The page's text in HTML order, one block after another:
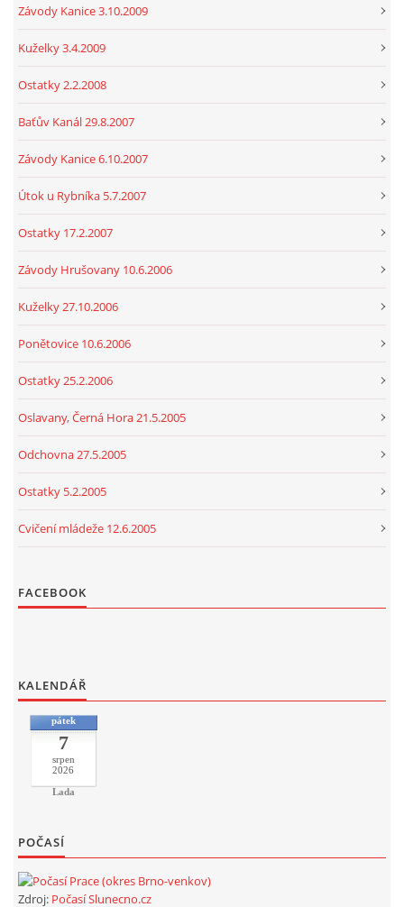
Závody Kanice 3.10.2009
Kuželky 3.4.2009
Ostatky 2.2.2008
Baťův Kanál 29.8.2007
Závody Kanice 6.10.2007
Útok u Rybníka 5.7.2007
Ostatky 17.2.2007
Závody Hrušovany 10.6.2006
Kuželky 27.10.2006
Ponětovice 10.6.2006
Ostatky 25.2.2006
Oslavany, Černá Hora 21.5.2005
Odchovna 27.5.2005
Ostatky 5.2.2005
Cvičení mládeže 12.6.2005
FACEBOOK
KALENDÁŘ
pátek
7
srpen
2026
Lada
POČASÍ
Zdroj: Počasí Slunecno.cz